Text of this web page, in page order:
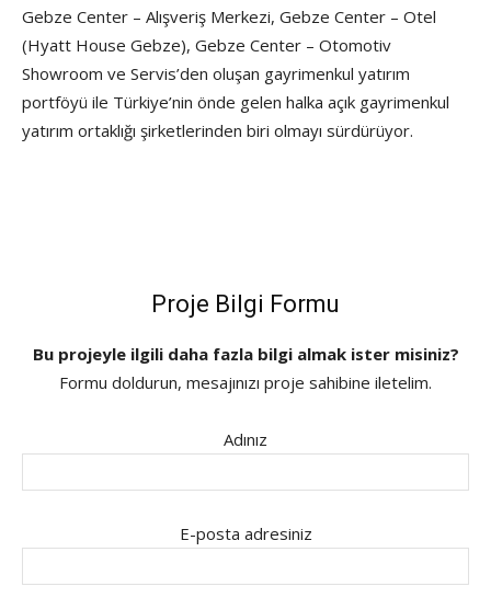
Gebze Center – Alışveriş Merkezi, Gebze Center – Otel
(Hyatt House Gebze), Gebze Center – Otomotiv
Showroom ve Servis’den oluşan gayrimenkul yatırım
portföyü ile Türkiye’nin önde gelen halka açık gayrimenkul
yatırım ortaklığı şirketlerinden biri olmayı sürdürüyor.
Proje Bilgi Formu
Bu projeyle ilgili daha fazla bilgi almak ister misiniz?
Formu doldurun, mesajınızı proje sahibine iletelim.
Adınız
E-posta adresiniz